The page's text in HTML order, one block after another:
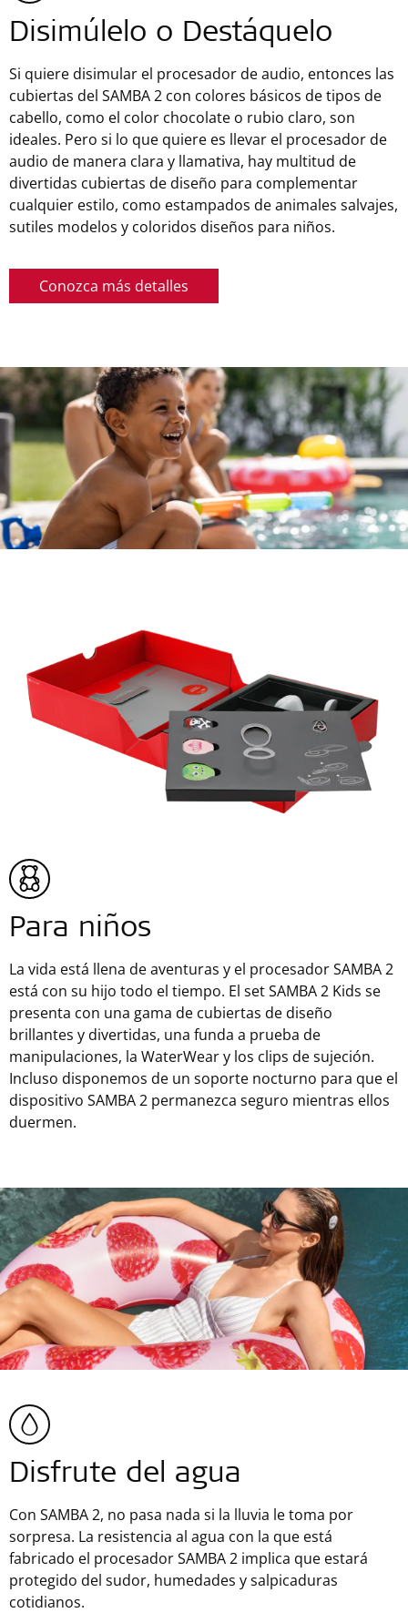
Disimúlelo o Destáquelo
Si quiere disimular el procesador de audio, entonces las
cubiertas del SAMBA 2 con colores básicos de tipos de
cabello, como el color chocolate o rubio claro, son
ideales. Pero si lo que quiere es llevar el procesador de
audio de manera clara y llamativa, hay multitud de
divertidas cubiertas de diseño para complementar
cualquier estilo, como estampados de animales salvajes,
sutiles modelos y coloridos diseños para niños.
Conozca más detalles
Para niños
La vida está llena de aventuras y el procesador SAMBA 2
está con su hijo todo el tiempo. El set SAMBA 2 Kids se
presenta con una gama de cubiertas de diseño
brillantes y divertidas, una funda a prueba de
manipulaciones, la WaterWear y los clips de sujeción.
Incluso disponemos de un soporte nocturno para que el
dispositivo SAMBA 2 permanezca seguro mientras ellos
duermen.
Disfrute del agua
Con SAMBA 2, no pasa nada si la lluvia le toma por
sorpresa. La resistencia al agua con la que está
fabricado el procesador SAMBA 2 implica que estará
protegido del sudor, humedades y salpicaduras
cotidianos.